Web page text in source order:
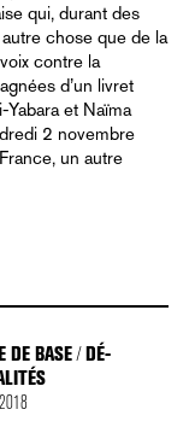
qui, durant des
chose que de la
contre la
d’un livret
Yabara et Naïma
2 novembre
un autre
DE BASE/DÉ-